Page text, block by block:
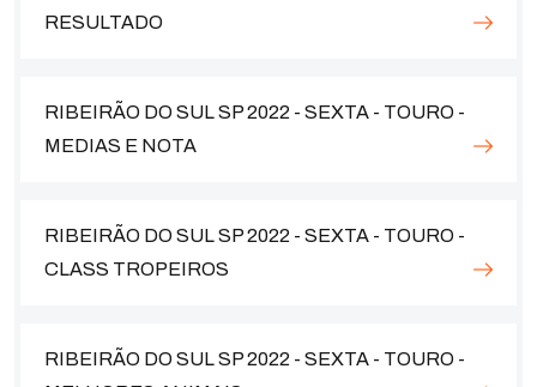
RESULTADO
RIBEIRÃO DO SUL SP 2022 - SEXTA - TOURO -
MEDIAS E NOTA
RIBEIRÃO DO SUL SP 2022 - SEXTA - TOURO -
CLASS TROPEIROS
RIBEIRÃO DO SUL SP 2022 - SEXTA - TOURO -